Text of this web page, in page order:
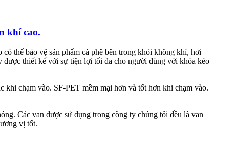
khí cao.
thể bảo vệ sản phẩm cà phê bên trong khỏi không khí, hơi
thiết kế với sự tiện lợi tối đa cho người dùng với khóa kéo
chạm vào. SF-PET mềm mại hơn và tốt hơn khi chạm vào.
Các van được sử dụng trong công ty chúng tôi đều là van
vị tốt.